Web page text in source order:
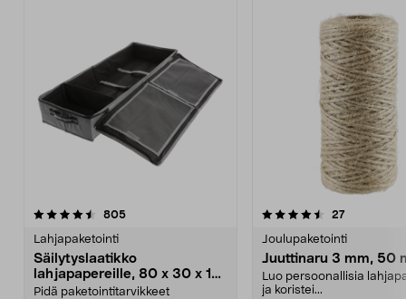
805arvostelut
Lahjapaketointi
Säilytyslaatikko
lahjapapereille, 80 x 30 x 12
cm
Pidä paketointitarvikkeet
4.5 viidestä
27arvostelut
Joulupaketointi
Juuttinaru 3 mm, 50
Luo persoonallisia
ja koristei...
4.0 viidestä